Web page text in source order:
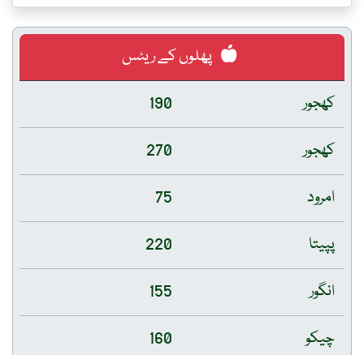
پھلوں کے ریٹس
کھجور
190
کھجور
270
امرود
75
پپیتا
220
انگور
155
چیکو
160